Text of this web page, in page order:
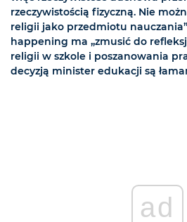
rzeczywistością fizyczną. Nie
religii jako przedmiotu
happening ma „zmusić do
religii w szkole i poszanowania
decyzją minister edukacji są
ad